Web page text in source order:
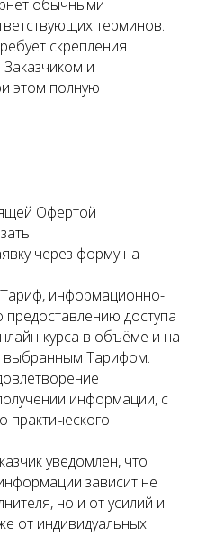
обычными
терминов.
скрепления
и
этом полную
Офертой
через форму на
информационно-
предоставлению доступа
курса в объёме и на
выбранным Тарифом.
информации, с
уведомлен, что
зависит не
но и от усилий и
от индивидуальных